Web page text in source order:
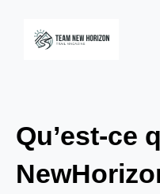
Qu’est-ce